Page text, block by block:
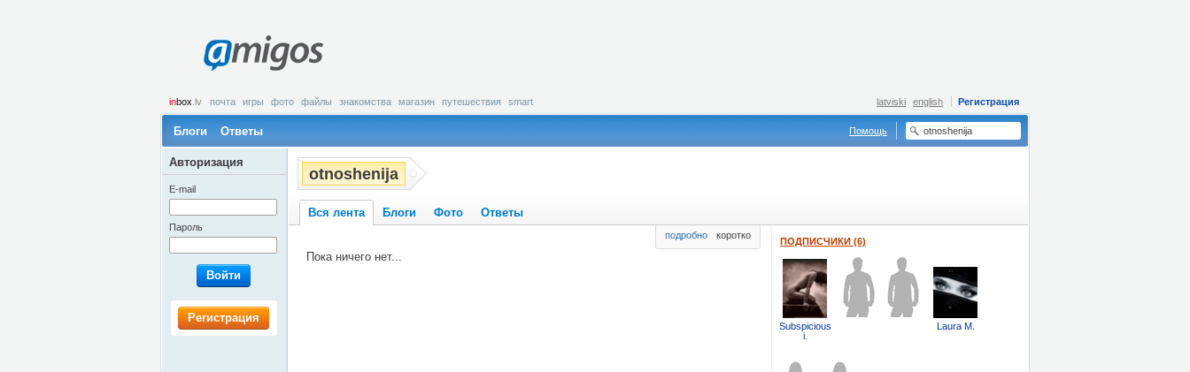
amigos
inbox .lv почта игры фото файлы знакомства магазин путешествия smart Регистрация
latviski english
Блоги Ответы Помощь
otnoshenija
Вся лента Блоги Фото Ответы
подробно коротко
Пока ничего нет...
ПОДПИСЧИКИ (6)
Subspicious
i.
Laura M.
Авторизация
E-mail
Пароль
Войти
Регистрация